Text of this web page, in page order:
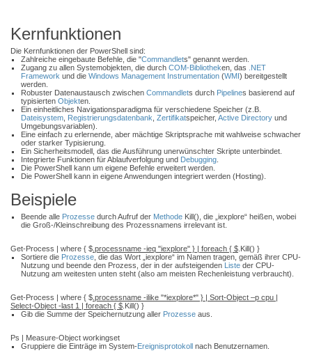
Kernfunktionen
Die Kernfunktionen der PowerShell sind:
Zahlreiche eingebaute Befehle, die "Commandlets" genannt werden.
Zugang zu allen Systemobjekten, die durch COM-Bibliotheken, das
.NET
Framework und die Windows Management Instrumentation (WMI) bereitgestellt
werden.
Robuster Datenaustausch zwischen Commandlets durch Pipelines basierend auf
typisierten Objekten.
Ein einheitliches Navigationsparadigma für verschiedene Speicher (z.B.
Dateisystem Registrierungsdatenbank Zertifikatspeicher, Active Directory und
Umgebungsvariablen).
Eine einfach zu erlernende, aber mächtige Skriptsprache mit wahlweise schwacher
oder starker Typisierung.
Ein Sicherheitsmodell, das die Ausführung unerwünschter Skripte unterbindet.
Integrierte Funktionen für Ablaufverfolgung und Debugging
Die PowerShell kann um eigene Befehle erweitert werden.
Die PowerShell kann in eigene Anwendungen integriert werden (Hosting).
Beispiele
Beende alle Prozesse durch Aufruf der Methode Kill(), die „iexplore“ heißen, wobei
die Groß-/Kleinschreibung des Prozessnamens irrelevant ist.
Get-Process | where { $ .processname -ieq "iexplore" } | foreach { $ .Kill() }
Sortiere die Prozesse , die das Wort „iexplore“ im Namen tragen, gemäß ihrer CPU-
Nutzung und beende den Prozess, der in der aufsteigenden Liste der CPU-
Nutzung am weitesten unten steht (also am meisten Rechenleistung verbraucht).
Get-Process | where { $ .processname -ilike "*iexplore*" } | Sort-Object –p cpu |
Select-Object -last 1 | foreach { $ .Kill() }
Gib die Summe der Speichernutzung aller Prozesse aus.
Ps | Measure-Object workingset
Gruppiere die Einträge im System-Ereignisprotokoll nach Benutzernamen.